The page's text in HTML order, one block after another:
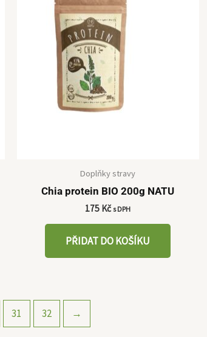
Doplňky stravy
Chia protein BIO 200g NATU
175 Kč s DPH
PŘIDAT DO KOŠÍKU
31 32 →